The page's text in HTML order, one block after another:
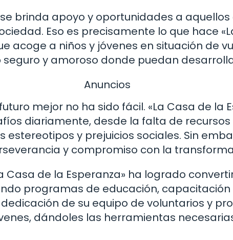
brinda apoyo y oportunidades a aquellos
Eso es precisamente lo que hace
acoge a niños y jóvenes en situación de
y amoroso donde puedan
Anuncios
mejor no ha sido fácil. «La Casa de la
diariamente, desde la falta de
y prejuicios sociales. Sin
y compromiso con la
Casa de la Esperanza» ha logrado
programas de educación,
de su equipo de voluntarios y
dándoles las herramientas